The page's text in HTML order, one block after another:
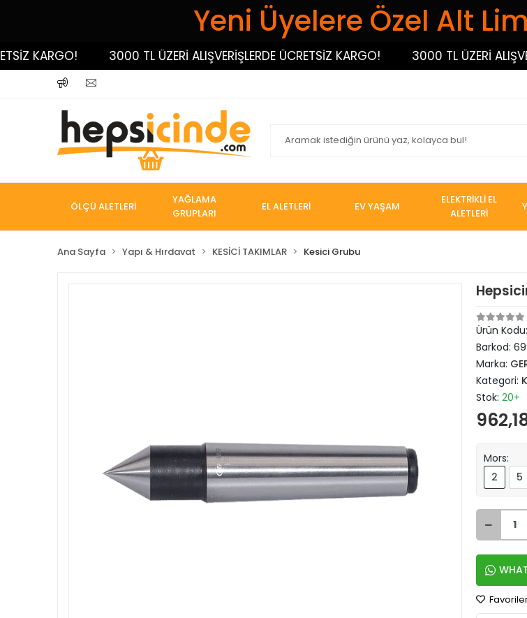
Yeni Üyelere Özel Alt
KARGO! 3000 TL ÜZERİ ALIŞVERİŞLERDE ÜCRETSİZ KARGO! 3000 TL ÜZERİ
ÖLÇÜ ALETLERİ
YAĞLAMA
GRUPLARI
EL ALETLERİ EV YAŞAM
ELEKTRİKLİ EL
ALETLERİ
Ana Sayfa Yapı & Hırdavat KESİCİ TAKIMLAR Kesici Grubu
Ürün Kodu:
Barkod:
Marka:
Kategori:
Stok: 20+
Mors:
2
5